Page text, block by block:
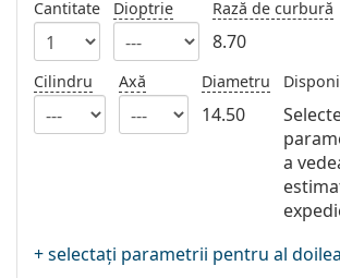
Persol
Prada
Toate mărcile
Cantitate Dioptrie Rază de curbură
8.70
Cilindru Axă Diametru
14.50
a
+ selectați parametrii pentru al